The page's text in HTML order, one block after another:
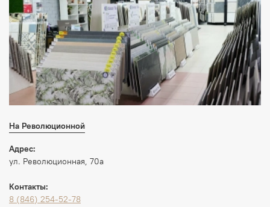
На Революционной
Адрес:
ул. Революционная, 70а
Контакты:
8 (846) 254-52-78